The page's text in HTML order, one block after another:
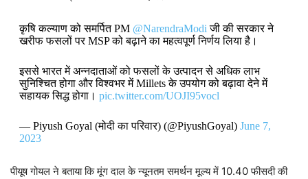
कृषि कल्याण को समर्पित PM @NarendraModi जी की सरकार ने
खरीफ फसलों पर MSP को बढ़ाने का महत्वपूर्ण निर्णय लिया है।
इससे भारत में अन्नदाताओं को फसलों के उत्पादन से अधिक लाभ
सुनिश्चित होगा और विश्वभर में Millets के उपयोग को बढ़ावा देने में
सहायक सिद्ध होगा। pic.twitter.com/UOJI95vocl
— Piyush Goyal (मोदी का परिवार) (@PiyushGoyal) June 7,
2023
पीयूष गोयल ने बताया कि मूंग दाल के न्यूनतम समर्थन मूल्य में 10.40 फीसदी की